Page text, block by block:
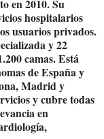
en 2010. Su
hospitalarios
usuarios privados.
y 22
camas. Está
de España y
Madrid y
y cubre todas
en